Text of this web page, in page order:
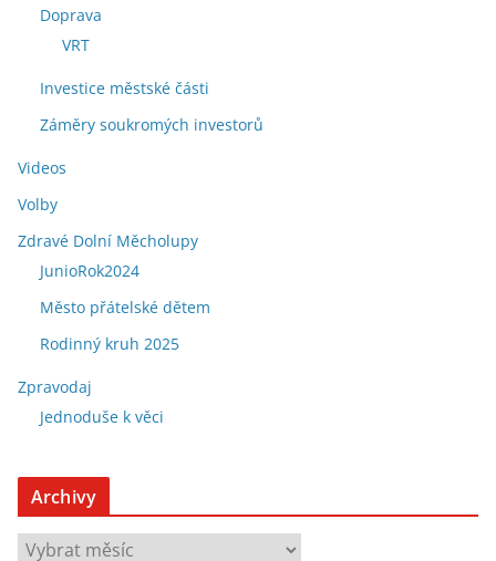
Doprava
VRT
Investice městské části
Záměry soukromých investorů
Videos
Volby
Zdravé Dolní Měcholupy
JunioRok2024
Město přátelské dětem
Rodinný kruh 2025
Zpravodaj
Jednoduše k věci
Archivy
A